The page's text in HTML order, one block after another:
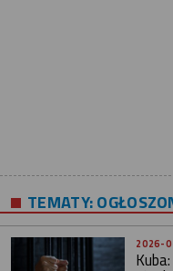
TEMATY:
2026-